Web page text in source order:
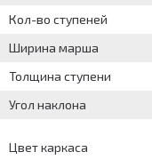
Кол-во ступеней
Ширина марша
Толщина ступени
Угол наклона
Цвет каркаса